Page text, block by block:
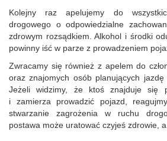
Kolejny raz apelujemy do
drogowego o odpowiedzialne
zdrowym rozsądkiem. Alkohol i środki
powinny iść w parze z prowadzeniem
Zwracamy się również z apelem do
oraz znajomych osób planujących
Jeżeli widzimy, że ktoś znajduje się
i zamierza prowadzić pojazd,
stwarzanie zagrożenia w ruchu
postawa może uratować czyjeś zdrowie,